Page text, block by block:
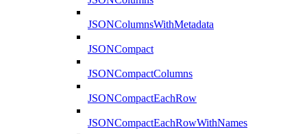
JSONColumnsWithMetadata
JSONCompact
JSONCompactColumns
JSONCompactEachRow
JSONCompactEachRowWithNames